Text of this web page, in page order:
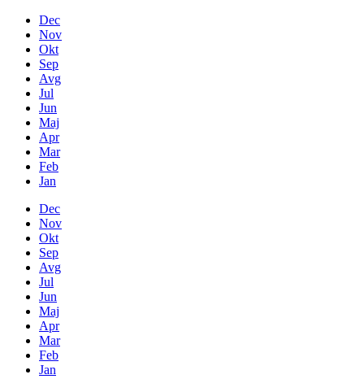
Dec
Nov
Okt
Sep
Avg
Jul
Jun
Maj
Apr
Mar
Feb
Jan
Dec
Nov
Okt
Sep
Avg
Jul
Jun
Maj
Apr
Mar
Feb
Jan